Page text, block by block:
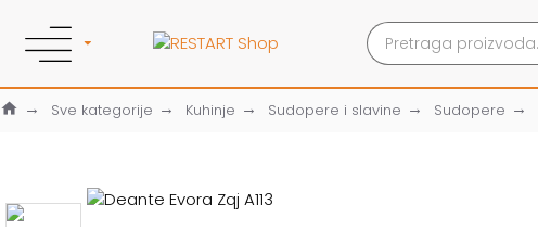
Sve kategorije Kuhinje Sudopere i slavine Sudopere